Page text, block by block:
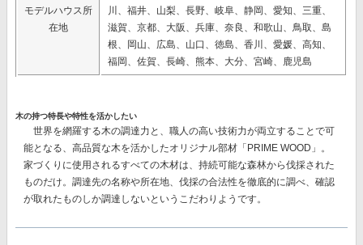
モデルハウス所
在地
川、福井、山梨、長野、岐阜、静岡、愛知、三重、
滋賀、京都、大阪、兵庫、奈良、和歌山、鳥取、島
根、岡山、広島、山口、徳島、香川、愛媛、高知、
福岡、佐賀、長崎、熊本、大分、宮崎、鹿児島
木の持つ特長や特性を活かしたい
世界を網羅する木の調達力と、職人の高い技術力が両立することで可
能となる、高品質な木を活かしたオリジナル部材 「PRIME WOOD」。
家づくりに使用されるすべての木材は、持続可能な森林から伐採された
ものだけ。調達先の名称や所在地、伐採の合法性を徹底的に調べ、確認
が取れたものしか調達しないというこだわりようです。